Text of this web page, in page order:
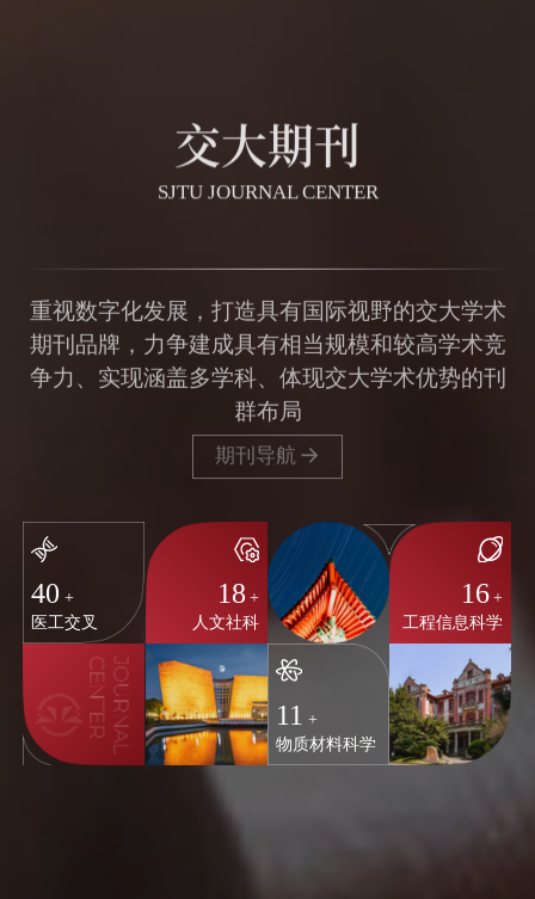
交大期刊
期刊品牌，力争建成具有相当规模和较高学术竞
争力、实现涵盖多学科、体现交大学术优势的刊
群布局
期刊导航
40 +
医工交叉
18 +
人文社科
16 +
工程信息科学
11 +
物质材料科学